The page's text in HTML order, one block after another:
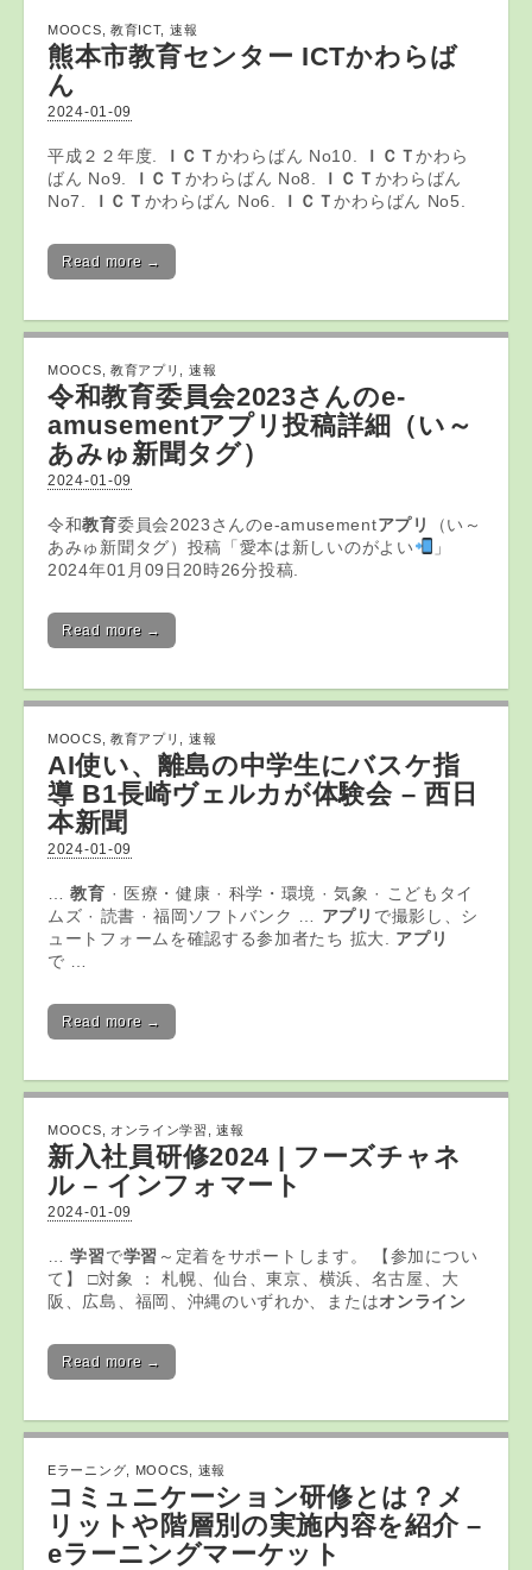
MOOCS 教育ICT, 速報
熊本市教育センター ICTかわらば
ん
2024-01-09
平成２２年度. ＩＣＴ かわらばん No10. ＩＣＴかわら
ばん No9.
ＩＣＴ かわらばん No8. ＩＣＴ かわらばん
No7.
ＩＣＴ かわらばん No6. ＩＣＴかわらばん No5.
Read more →
MOOCS 教育アプリ 速報
令和教育委員会2023さんのe-
amusementアプリ投稿詳細（い～
あみゅ新聞タグ）
2024-01-09
令和教育委員会2023さんのe-amusementアプリ
（い～
あみゅ新聞タグ）投稿「愛本は新しいのがよい
」
2024年01月09日20時26分投稿.
Read more →
MOOCS 教育アプリ 速報
AI使い、離島の中学生にバスケ指
導 B1長崎ヴェルカが体験会 – 西日
本新聞
2024-01-09
…教育 · 医療・健康 · 科学・環境 · 気象 · こどもタイ
ムズ · 読書 · 福岡ソフトバンク … アプリ で撮影し、シ
ュートフォームを確認する参加者たち 拡大. アプリ
で …
Read more →
MOOCS オンライン学習 ,速報
新入社員研修2024 | フーズチャネ
ル – インフォマート
2024-01-09
…学習で学習 ～定着をサポートします。 【参加につい
て】 □対象 ： 札幌、仙台、東京、横浜、名古屋、大
阪、広島、福岡、沖縄のいずれか、またはオンライン
Read more →
Eラーニング MOOCS 速報
コミュニケーション研修とは？メ
リットや階層別の実施内容を紹介 –
eラーニングマーケット